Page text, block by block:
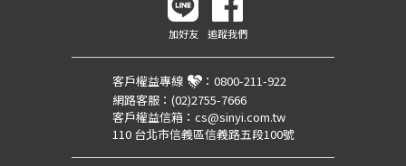
加好友 追蹤我們
客戶權益專線 ： 0800-211-922
網路客服： (02)2755-7666
客戶權益信箱： cs@sinyi.com.tw
110 台北市信義區信義路五段100號